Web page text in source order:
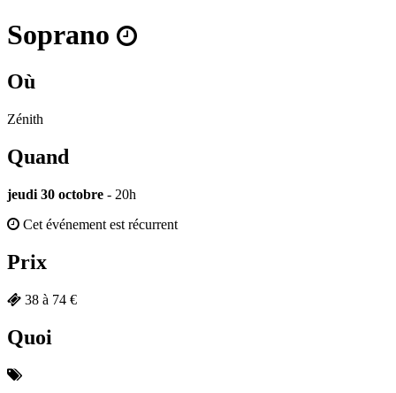
Soprano
Où
Zénith
Quand
jeudi 30 octobre - 20h
Cet événement est récurrent
Prix
38 à 74 €
Quoi